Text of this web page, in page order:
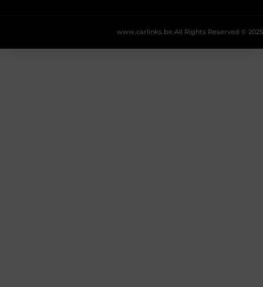
All Rights Reserved © 2025
www.carlinks.be.